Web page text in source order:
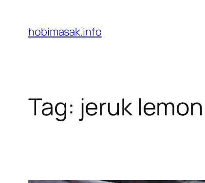
content
hobimasak.info
Tag: jeruk